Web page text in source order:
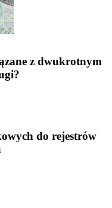
z dwukrotnym
do rejestrów